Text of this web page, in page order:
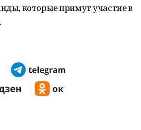
которые примут участие в